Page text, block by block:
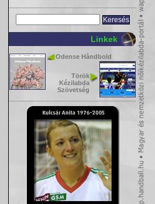
Linkek
Odense Håndbold
Török
Kézilabda
Szövetség